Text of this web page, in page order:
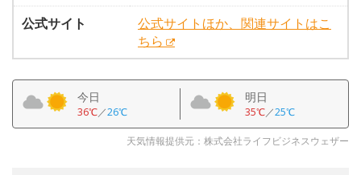
公式サイト
公式サイトほか、関連サイトはこ
ちら
今日
36℃／26℃
明日
35℃／25℃
天気情報提供元：株式会社ライフビジネスウェザー